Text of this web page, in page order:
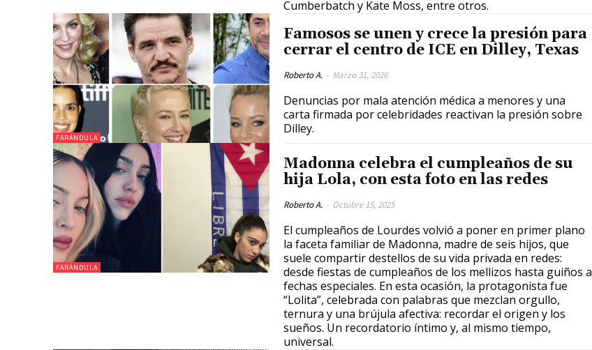
Cumberbatch y Kate Moss, entre otros.
FARÁNDULA
Famosos se unen y crece la presión para
cerrar el centro de ICE en Dilley, Texas
Roberto A. - Marzo 31, 2026
Denuncias por mala atención médica a menores y una
carta firmada por celebridades reactivan la presión sobre
Dilley.
FARÁNDULA
Madonna celebra el cumpleaños de su
hija Lola, con esta foto en las redes
Roberto A. - Octubre 15, 2025
El cumpleaños de Lourdes volvió a poner en primer plano
la faceta familiar de Madonna, madre de seis hijos, que
suele compartir destellos de su vida privada en redes:
desde fiestas de cumpleaños de los mellizos hasta guiños a
fechas especiales. En esta ocasión, la protagonista fue
“Lolita”, celebrada con palabras que mezclan orgullo,
ternura y una brújula afectiva: recordar el origen y los
sueños. Un recordatorio íntimo y, al mismo tiempo,
universal.